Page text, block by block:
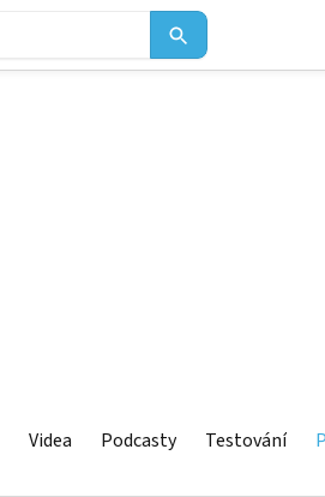
Videa Podcasty Testování